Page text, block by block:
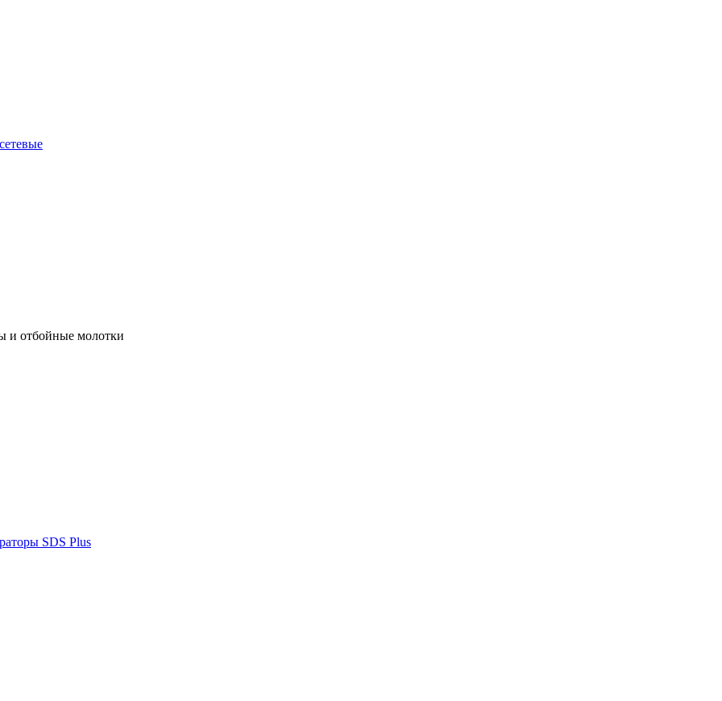
и отбойные молотки
SDS Plus